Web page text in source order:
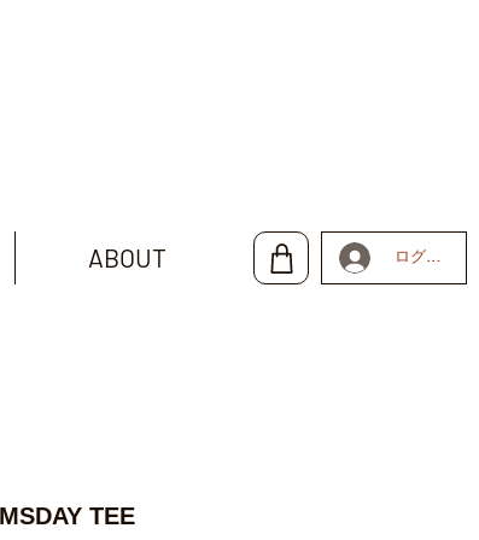
ABOUT ログイン
TEE